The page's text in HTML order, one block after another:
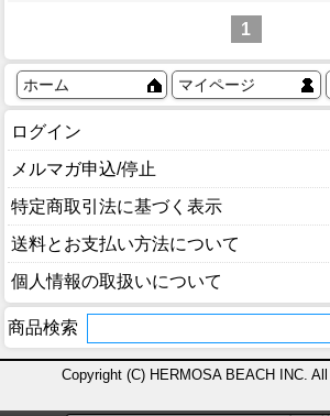
1
ホーム マイページ
ログイン
メルマガ申込/停止
特定商取引法に基づく表示
送料とお支払い方法について
個人情報の取扱いについて
商品検索
Copyright (C) HERMOSA BEACH INC.